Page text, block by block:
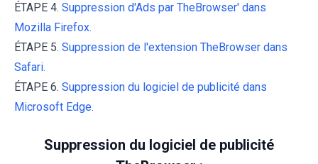
ÉTAPE 4. Suppression d'Ads par TheBrowser' dans
Mozilla Firefox.
ÉTAPE 5. Suppression de l'extension TheBrowser dans
Safari.
ÉTAPE 6. Suppression du logiciel de publicité dans
Microsoft Edge.
Suppression du logiciel de publicité